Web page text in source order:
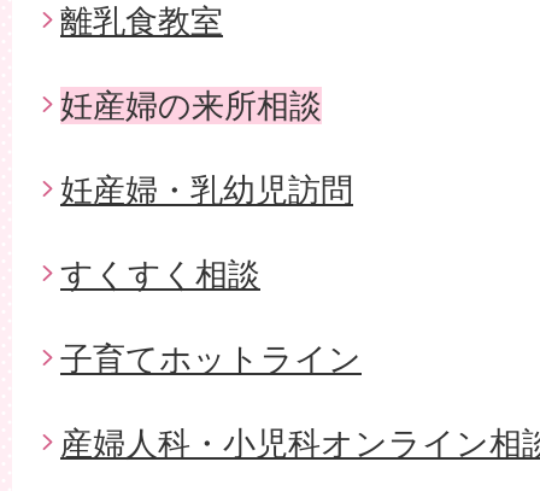
離乳食教室
妊産婦の来所相談
妊産婦・乳幼児訪問
すくすく相談
子育てホットライン
産婦人科・小児科オンライン相